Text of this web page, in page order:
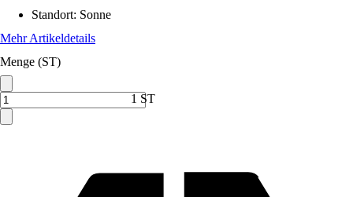
Standort: Sonne
Mehr Artikeldetails
Menge (ST)
1 ST